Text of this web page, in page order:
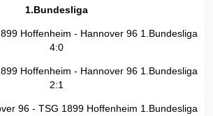
1.Bundesliga
Hoffenheim - Hannover 96 1.Bundesliga
4:0
Hoffenheim - Hannover 96 1.Bundesliga
2:1
96 - TSG 1899 Hoffenheim 1.Bundesliga